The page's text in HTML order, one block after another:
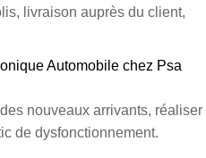
livraison auprès du client,
Automobile chez Psa
nouveaux arrivants, réaliser
de dysfonctionnement.